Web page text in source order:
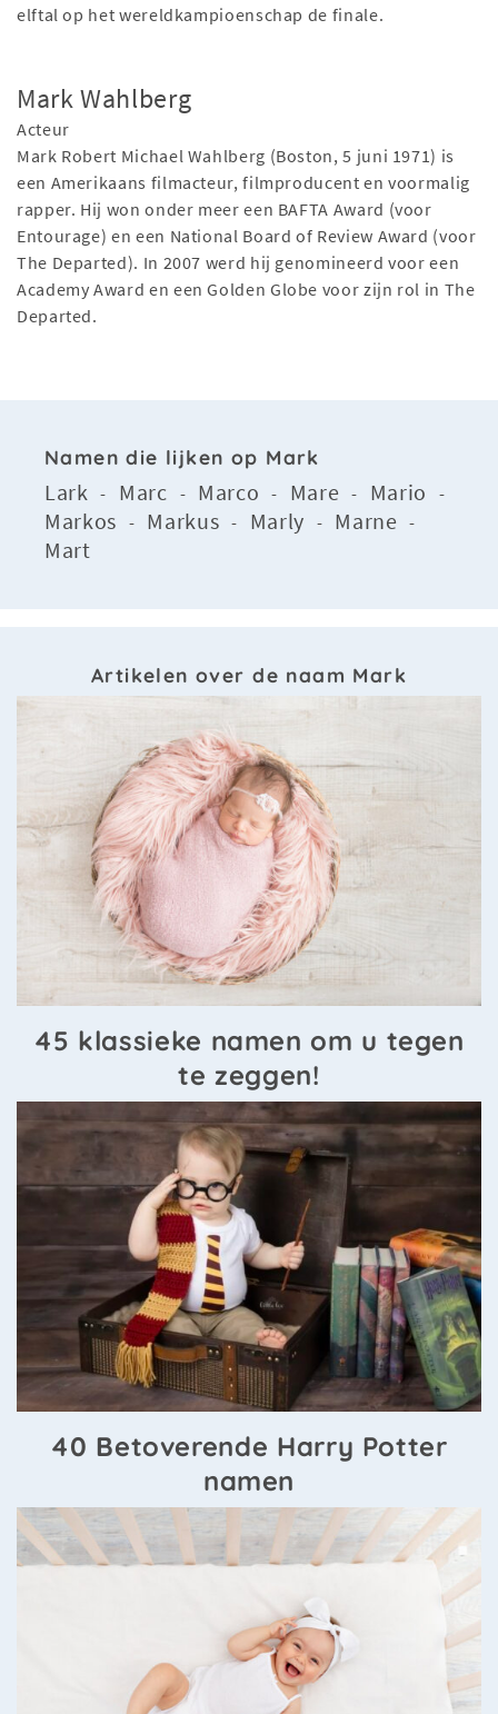
elftal op het wereldkampioenschap de finale.
Mark Wahlberg
Acteur
Mark Robert Michael Wahlberg (Boston, 5 juni 1971) is
een Amerikaans filmacteur, filmproducent en voormalig
rapper. Hij won onder meer een BAFTA Award (voor
Entourage) en een National Board of Review Award (voor
The Departed). In 2007 werd hij genomineerd voor een
Academy Award en een Golden Globe voor zijn rol in The
Departed.
Namen die lijken op Mark
Lark - Marc - Marco - Mare - Mario -
Markos - Markus - Marly - Marne -
Mart
Artikelen over de naam Mark
45 klassieke namen om u tegen
te zeggen!
40 Betoverende Harry Potter
namen